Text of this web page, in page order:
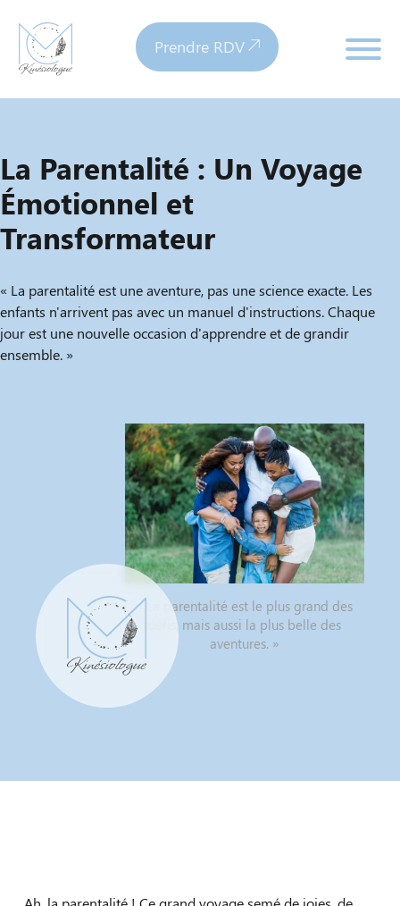
Prendre RDV
La Parentalité : Un Voyage
Émotionnel et
Transformateur
« La parentalité est une aventure, pas une science exacte. Les
enfants n'arrivent pas avec un manuel d'instructions. Chaque
jour est une nouvelle occasion d'apprendre et de grandir
ensemble. »
« La parentalité est le plus grand des
défis, mais aussi la plus belle des
aventures. »